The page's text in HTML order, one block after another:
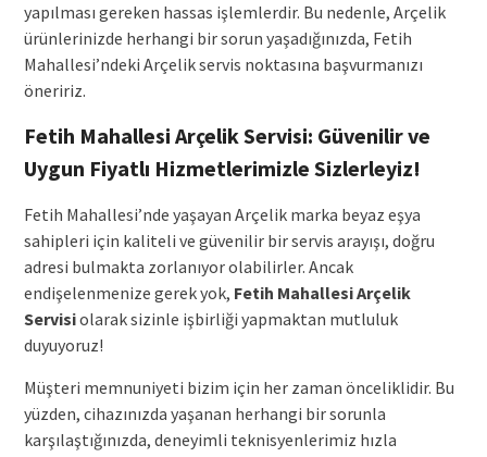
yapılması gereken hassas işlemlerdir. Bu nedenle, Arçelik
ürünlerinizde herhangi bir sorun yaşadığınızda, Fetih
Mahallesi’ndeki Arçelik servis noktasına başvurmanızı
öneririz.
Fetih Mahallesi Arçelik Servisi: Güvenilir ve
Uygun Fiyatlı Hizmetlerimizle Sizlerleyiz!
Fetih Mahallesi’nde yaşayan Arçelik marka beyaz eşya
sahipleri için kaliteli ve güvenilir bir servis arayışı, doğru
adresi bulmakta zorlanıyor olabilirler. Ancak
endişelenmenize gerek yok, Fetih Mahallesi Arçelik
Servisiolarak sizinle işbirliği yapmaktan mutluluk
duyuyoruz!
Müşteri memnuniyeti bizim için her zaman önceliklidir. Bu
yüzden, cihazınızda yaşanan herhangi bir sorunla
karşılaştığınızda, deneyimli teknisyenlerimiz hızla